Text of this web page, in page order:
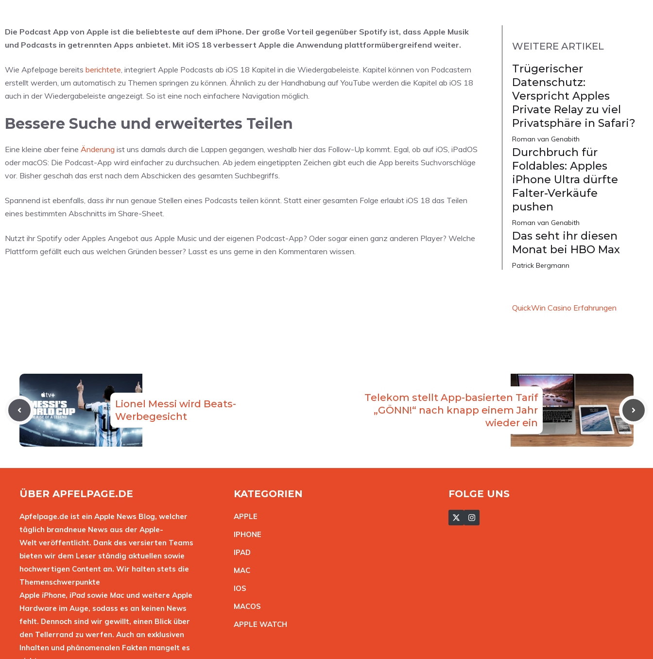
Die Podcast App von Apple ist die beliebteste auf dem iPhone. Der große Vorteil gegenüber Spotify ist, dass Apple Musik
und Podcasts in getrennten Apps anbietet. Mit iOS 18 verbessert Apple die Anwendung plattformübergreifend weiter.
Wie Apfelpage bereits berichtete, integriert Apple Podcasts ab iOS 18 Kapitel in die Wiedergabeleiste. Kapitel können von Podcastern
erstellt werden, um automatisch zu Themen springen zu können. Ähnlich zu der Handhabung auf YouTube werden die Kapitel ab iOS 18
auch in der Wiedergabeleiste angezeigt. So ist eine noch einfachere Navigation möglich.
Bessere Suche und erweitertes Teilen
Eine kleine aber feine Änderung ist uns damals durch die Lappen gegangen, weshalb hier das Follow-Up kommt. Egal, ob auf iOS, iPadOS
oder macOS: Die Podcast-App wird einfacher zu durchsuchen. Ab jedem eingetippten Zeichen gibt euch die App bereits Suchvorschläge
vor. Bisher geschah das erst nach dem Abschicken des gesamten Suchbegriffs.
Spannend ist ebenfalls, dass ihr nun genaue Stellen eines Podcasts teilen könnt. Statt einer gesamten Folge erlaubt iOS 18 das Teilen
eines bestimmten Abschnitts im Share-Sheet.
Nutzt ihr Spotify oder Apples Angebot aus Apple Music und der eigenen Podcast-App? Oder sogar einen ganz anderen Player? Welche
Plattform gefällt euch aus welchen Gründen besser? Lasst es uns gerne in den Kommentaren wissen.
WEITERE ARTIKEL
Trügerischer
Datenschutz:
Verspricht Apples
Private Relay zu viel
Privatsphäre in Safari?
Roman van Genabith
Durchbruch für
Foldables: Apples
iPhone Ultra dürfte
Falter-Verkäufe
pushen
Roman van Genabith
Das seht ihr diesen
Monat bei HBO Max
Patrick Bergmann
QuickWin Casino Erfahrungen
Lionel Messi wird Beats-
Werbegesicht
Telekom stellt App-basierten Tarif
„GÖNN!“ nach knapp einem Jahr
wieder ein
ÜBER APFELPAGE.DE
Apfelpage.de ist ein Apple News Blog, welcher
täglich brandneue News aus der Apple-
Welt veröffentlicht. Dank des versierten Teams
bieten wir dem Leser ständig aktuellen sowie
hochwertigen Content an. Wir halten stets die
Themenschwerpunkte
Apple iPhone, iPad sowie Mac und weitere Apple
Hardware im Auge, sodass es an keinen News
fehlt. Dennoch sind wir gewillt, einen Blick über
den Tellerrand zu werfen. Auch an exklusiven
Inhalten und phänomenalen Fakten mangelt es
KATEGORIEN
APPLE
IPHONE
IPAD
MAC
IOS
MACOS
APPLE WATCH
FOLGE UNS